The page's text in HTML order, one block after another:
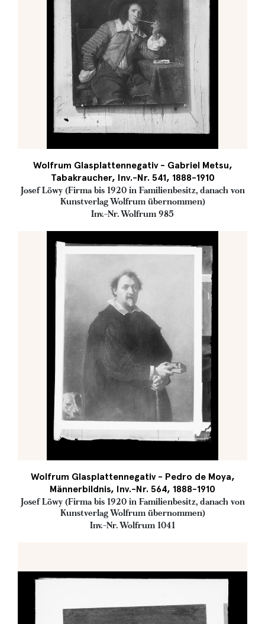
Wolfrum Glasplattennegativ - Gabriel Metsu,
Tabakraucher, Inv.-Nr. 541, 1888-1910
Josef Löwy (Firma bis 1920 in Familienbesitz, danach von
Kunstverlag Wolfrum übernommen)
Inv.-Nr. Wolfrum 985
Wolfrum Glasplattennegativ - Pedro de Moya,
Männerbildnis, Inv.-Nr. 564, 1888-1910
Josef Löwy (Firma bis 1920 in Familienbesitz, danach von
Kunstverlag Wolfrum übernommen)
Inv.-Nr. Wolfrum 1041